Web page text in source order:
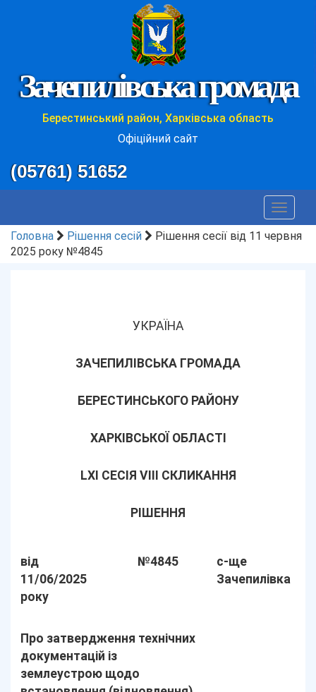
Зачепилівська громада
Берестинський район, Харківська область
Офіційний сайт
(05761) 51652
Toggle
Головна
Рішення сесій
Рішення сесії від 11 червня
2025 року №4845
УКРАЇНА
ЗАЧЕПИЛІВСЬКА ГРОМАДА
БЕРЕСТИНСЬКОГО РАЙОНУ
ХАРКІВСЬКОЇ ОБЛАСТІ
LХІ СЕСІЯ VIII СКЛИКАННЯ
РІШЕННЯ
від
11/06/2025
року
№4845
с-ще
Зачепилівка
Про затвердження технічних
документацій із
землеустрою щодо